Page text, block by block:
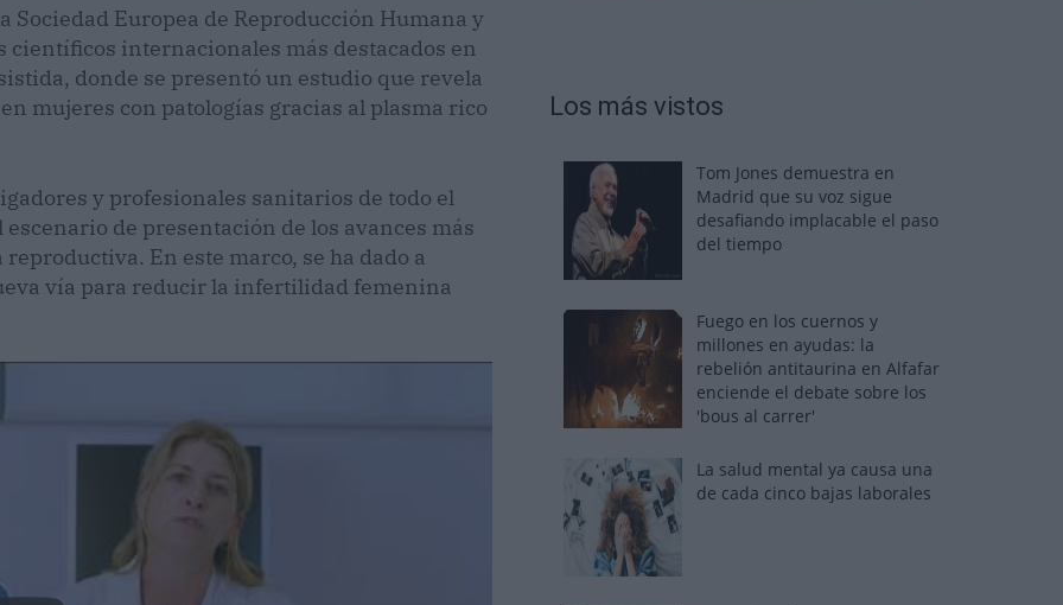
Sociedad Europea de Reproducción Humana y
científicos internacionales más destacados en
donde se presentó un estudio que revela
mujeres con patologías gracias al plasma rico
y profesionales sanitarios de todo el
de presentación de los avances más
En este marco, se ha dado a
vía para reducir la infertilidad femenina
Los más vistos
Tom Jones demuestra en
Madrid que su voz sigue
desafiando implacable el paso
del tiempo
Fuego en los cuernos y
millones en ayudas: la
rebelión antitaurina en Alfafar
enciende el debate sobre los
'bous al carrer'
La salud mental ya causa una
de cada cinco bajas laborales